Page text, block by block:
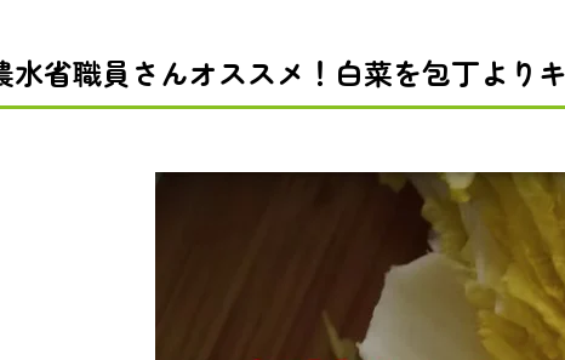
水省職員さんオススメ！白菜を包丁より